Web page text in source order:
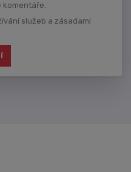
komentáře.
služeb a zásadami